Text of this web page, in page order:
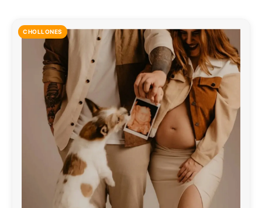
CHOLLONES